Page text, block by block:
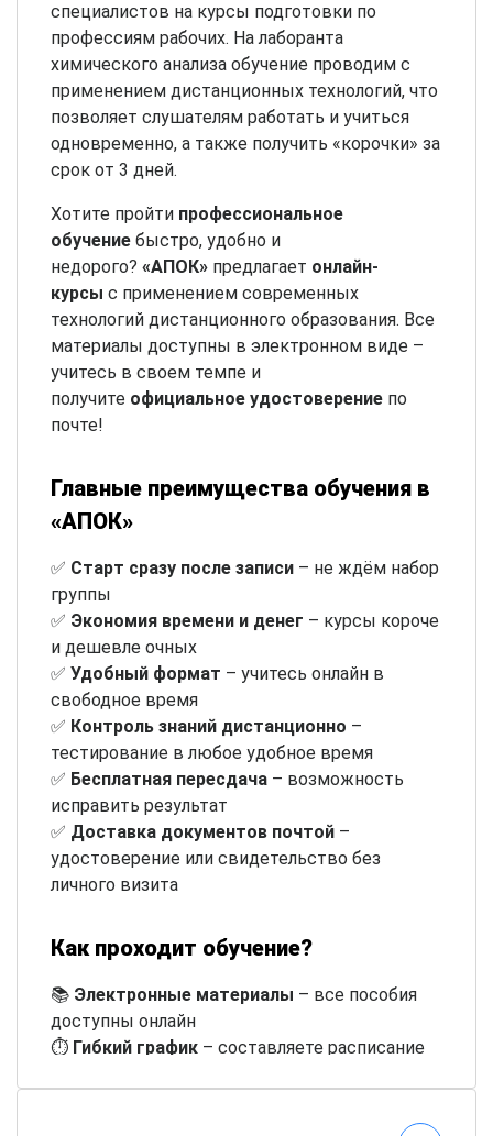
специалистов на курсы подготовки по
профессиям рабочих. На лаборанта
химического анализа обучение проводим с
применением дистанционных технологий, что
позволяет слушателям работать и учиться
одновременно, а также получить «корочки» за
срок от 3 дней.
Хотите пройти профессиональное
обучение быстро, удобно и
недорого? «АПОК» предлагает онлайн-
курсы с применением современных
технологий дистанционного образования. Все
материалы доступны в электронном виде –
учитесь в своем темпе и
получите официальное удостоверение по
почте!
Главные преимущества обучения в
«АПОК»
✅ Старт сразу после записи – не ждём набор
группы
✅ Экономия времени и денег – курсы короче
и дешевле очных
✅ Удобный формат – учитесь онлайн в
свободное время
✅ Контроль знаний дистанционно –
тестирование в любое удобное время
✅ Бесплатная пересдача – возможность
исправить результат
✅ Доставка документов почтой –
удостоверение или свидетельство без
личного визита
Как проходит обучение?
📚 Электронные материалы – все пособия
доступны онлайн
⏱ Гибкий график – составляете расписание